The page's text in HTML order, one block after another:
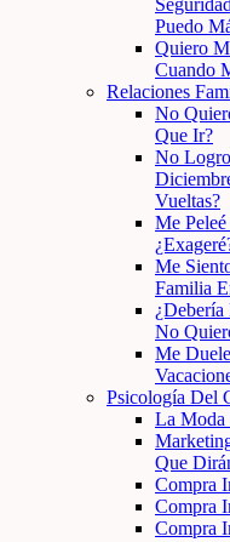
Puedo
Quiero
Cuando
Relaciones
No
Que Ir?
No
Vueltas?
Me
Me
Familia
No
Me
Psicología Del
La Moda
Que
Compra
Compra
Compra